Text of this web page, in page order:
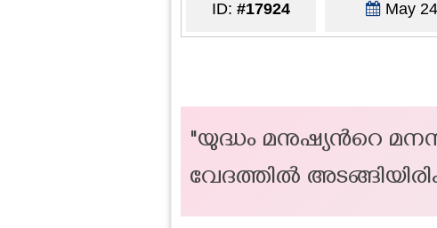
ID: #17924 May
"യുദ്ധം മനുഷ്യന്‍റെ
വേദത്തിൽ